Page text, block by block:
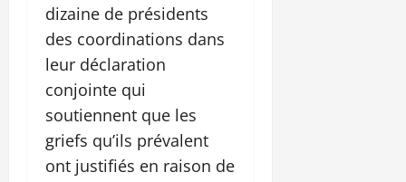
dizaine de présidents
des coordinations dans
leur déclaration
conjointe qui
soutiennent que les
griefs qu’ils prévalent
ont justifiés en raison de